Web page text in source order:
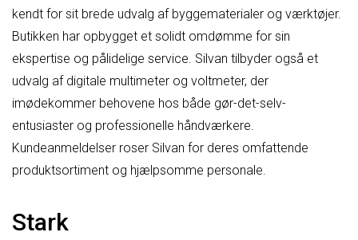
kendt for sit brede udvalg af byggematerialer og værktøjer.
Butikken har opbygget et solidt omdømme for sin
ekspertise og pålidelige service. Silvan tilbyder også et
udvalg af digitale multimeter og voltmeter, der
imødekommer behovene hos både gør-det-selv-
entusiaster og professionelle håndværkere.
Kundeanmeldelser roser Silvan for deres omfattende
produktsortiment og hjælpsomme personale.
Stark